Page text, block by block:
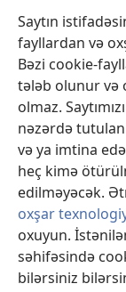
Saytın
fayllardan və
Bəzi cookie-
tələb olunur və
olmaz.
nəzərdə
və ya imtina
heç kimə
edilməyəcək.
oxşar
oxuyun.
səhifəsində
bilərsiniz
(yeni
pəncərə
açılır) Gözətçi
(yeni
pəncərə
açılır) JW Hub
(yeni
pəncərə
açılır)
«JW Library»®
Copyright© 2026
İSTİFADƏ